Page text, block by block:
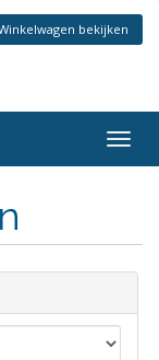
bekijken
in-/